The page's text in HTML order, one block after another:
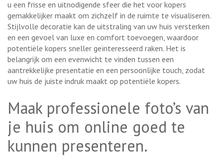
u een frisse en uitnodigende sfeer die het voor kopers
gemakkelijker maakt om zichzelf in de ruimte te visualiseren.
Stijlvolle decoratie kan de uitstraling van uw huis versterken
en een gevoel van luxe en comfort toevoegen, waardoor
potentiële kopers sneller geïnteresseerd raken. Het is
belangrijk om een evenwicht te vinden tussen een
aantrekkelijke presentatie en een persoonlijke touch, zodat
uw huis de juiste indruk maakt op potentiële kopers.
Maak professionele foto’s van
je huis om online goed te
kunnen presenteren.